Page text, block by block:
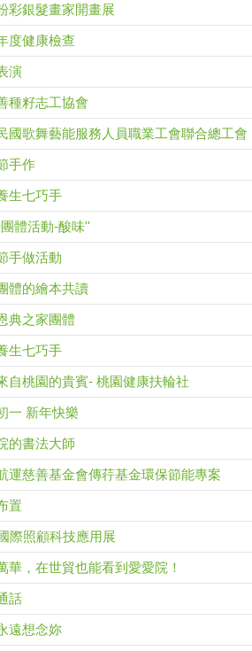
彩銀髮畫家開畫展
度健康檢查
演
種籽志工協會
國歌舞藝能服務人員職業工會聯合總工會
手作
生七巧手
體活動-酸味''
手做活動
體的繪本共讀
典之家團體
生七巧手
自桃園的貴賓- 桃園健康扶輪社
一 新年快樂
的書法大師
運慈善基金會傳荇基金環保節能專案
置
際照顧科技應用展
華，在世貿也能看到愛愛院！
話
遠想念妳